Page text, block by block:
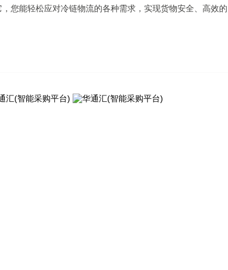
您能轻松应对冷链物流的各种需求，实现货物安全、高效的